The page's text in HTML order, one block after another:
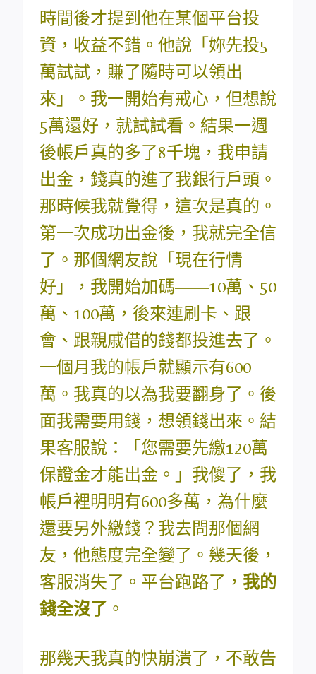
時間後才提到他在某個平台投
資，收益不錯。他說「妳先投5
萬試試，賺了隨時可以領出
來」。我一開始有戒心，但想說
5萬還好，就試試看。結果一週
後帳戶真的多了8千塊，我申請
出金，錢真的進了我銀行戶頭。
那時候我就覺得，這次是真的。
第一次成功出金後，我就完全信
了。那個網友說「現在行情
好」，我開始加碼——10萬、50
萬、100萬，後來連刷卡、跟
會、跟親戚借的錢都投進去了。
一個月我的帳戶就顯示有600
萬。我真的以為我要翻身了。後
面我需要用錢，想領錢出來。結
果客服說：「您需要先繳120萬
保證金才能出金。」我傻了，我
帳戶裡明明有600多萬，為什麼
還要另外繳錢？我去問那個網
友，他態度完全變了。幾天後，
客服消失了。平台跑路了， 我的
錢全沒了 。
那幾天我真的快崩潰了，不敢告